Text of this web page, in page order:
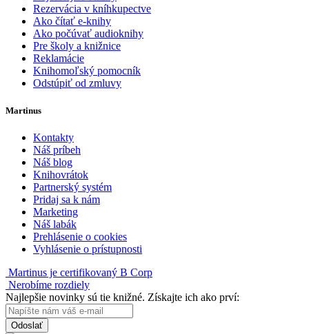
Rezervácia v kníhkupectve
Ako čítať e-knihy
Ako počúvať audioknihy
Pre školy a knižnice
Reklamácie
Knihomoľský pomocník
Odstúpiť od zmluvy
Martinus
Kontakty
Náš príbeh
Náš blog
Knihovrátok
Partnerský systém
Pridaj sa k nám
Marketing
Náš labák
Prehlásenie o cookies
Vyhlásenie o prístupnosti
Martinus je certifikovaný B Corp
Nerobíme rozdiely
Najlepšie novinky sú tie knižné. Získajte ich ako prví:
Odoslať